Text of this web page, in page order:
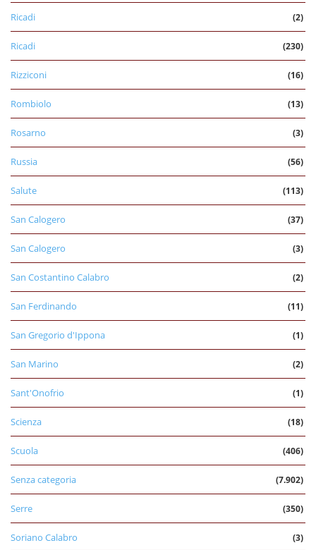
Ricadi (2)
Ricadi (230)
Rizziconi (16)
Rombiolo (13)
Rosarno (3)
Russia (56)
Salute (113)
San Calogero (37)
San Calogero (3)
San Costantino Calabro (2)
San Ferdinando (11)
San Gregorio d'Ippona (1)
San Marino (2)
Sant'Onofrio (1)
Scienza (18)
Scuola (406)
Senza categoria (7.902)
Serre (350)
Soriano Calabro (3)